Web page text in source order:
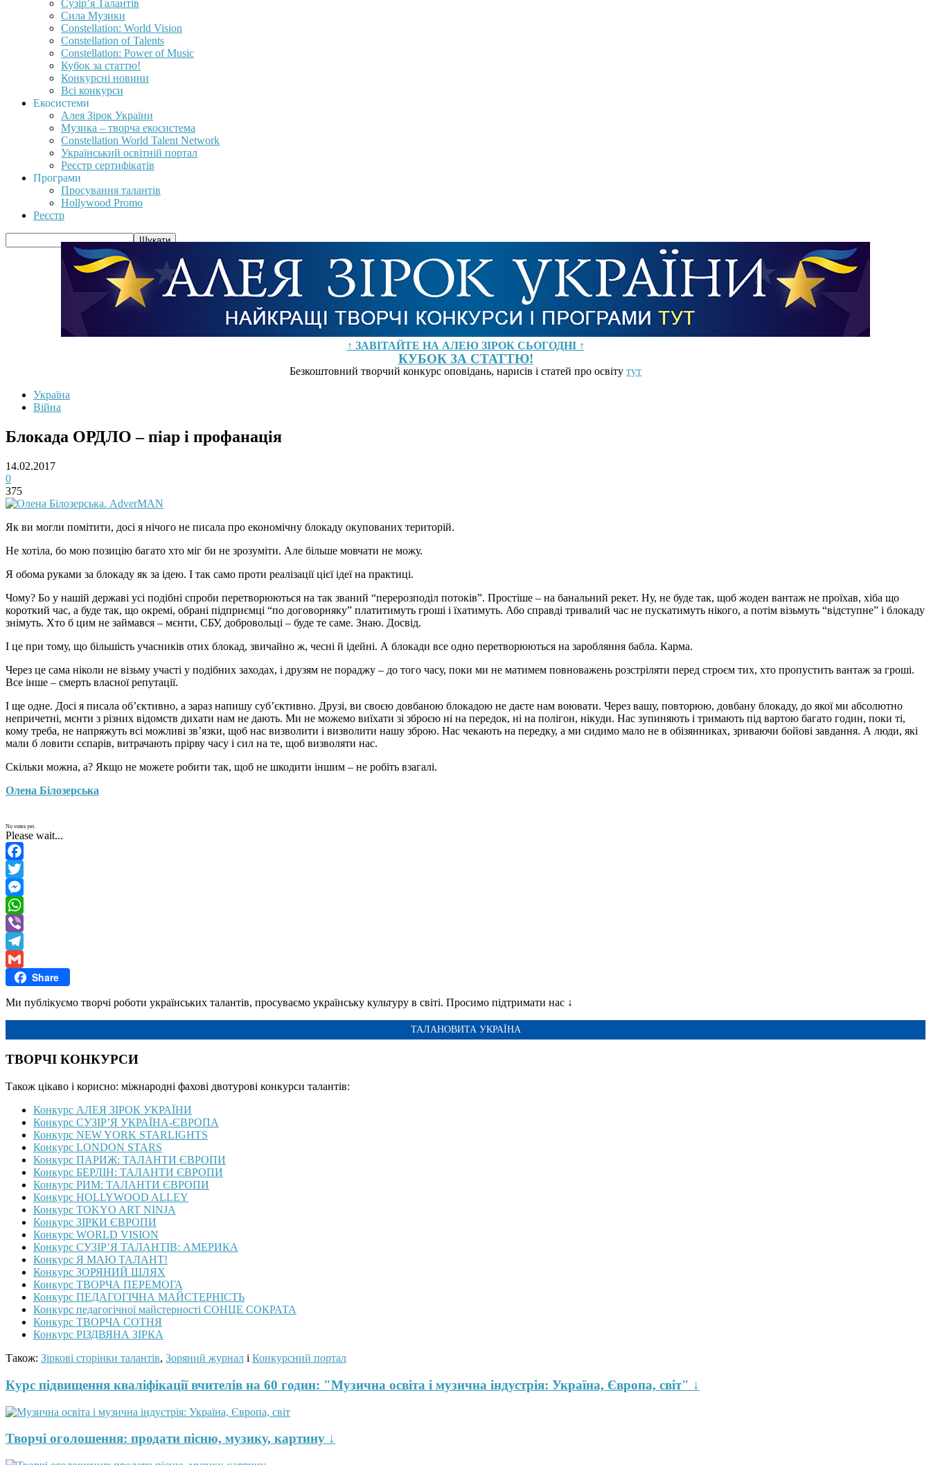
Сузір’я Талантів
Сила Музики
Constellation: World Vision
Constellation of Talents
Constellation: Power of Music
Кубок за статтю!
Конкурсні новини
Всі конкурси
Екосистеми
Алея Зірок України
Музика – творча екосистема
Constellation World Talent Network
Український освітній портал
Реєстр сертифікатів
Програми
Просування талантів
Hollywood Promo
Реєстр
↑ ЗАВІТАЙТЕ НА АЛЕЮ ЗІРОК СЬОГОДНІ ↑
КУБОК ЗА СТАТТЮ!
Безкоштовний творчий конкурс оповідань, нарисів і статей про освіту тут
Україна
Війна
Блокада ОРДЛО – піар і профанація
14.02.2017
0
375
Як ви могли помітити, досі я нічого не писала про економічну блокаду окупованих територій.
Не хотіла, бо мою позицію багато хто міг би не зрозуміти. Але більше мовчати не можу.
Я обома руками за блокаду як за ідею. І так само проти реалізації цієї ідеї на практиці.
Чому? Бо у нашій державі усі подібні спроби перетворюються на так званий “перерозподіл потоків”. Простіше – на банальний рекет. Ну, не буде так, щоб жоден вантаж не проїхав, хіба що
короткий час, а буде так, що окремі, обрані підприємці “по договорняку” платитимуть гроші і їхатимуть. Або справді тривалий час не пускатимуть нікого, а потім візьмуть “відступне” і блокаду
знімуть. Хто б цим не займався – мєнти, СБУ, добровольці – буде те саме. Знаю. Досвід.
І це при тому, що більшість учасників отих блокад, звичайно ж, чесні й ідейні. А блокади все одно перетворюються на заробляння бабла. Карма.
Через це сама ніколи не візьму участі у подібних заходах, і друзям не пораджу – до того часу, поки ми не матимем повноважень розстріляти перед строєм тих, хто пропустить вантаж за гроші.
Все інше – смерть власної репутації.
І ще одне. Досі я писала об’єктивно, а зараз напишу суб’єктивно. Друзі, ви своєю довбаною блокадою не даєте нам воювати. Через вашу, повторюю, довбану блокаду, до якої ми абсолютно
непричетні, мєнти з різних відомств дихати нам не дають. Ми не можемо виїхати зі зброєю ні на передок, ні на полігон, нікуди. Нас зупиняють і тримають під вартою багато годин, поки ті,
кому треба, не напряжуть всі можливі зв’язки, щоб нас визволити і визволити нашу зброю. Нас чекають на передку, а ми сидимо мало не в обізянниках, зриваючи бойові завдання. А люди, які
мали б ловити сєпарів, витрачають прірву часу і сил на те, щоб визволяти нас.
Скільки можна, а? Якщо не можете робити так, щоб не шкодити іншим – не робіть взагалі.
Олена Білозерська
No votes yet.
Please wait...
Facebook
Twitter
Messenger
WhatsApp
Viber
Telegram
GmailShare
Ми публікуємо творчі роботи українських талантів, просуваємо українську культуру в світі. Просимо підтримати нас ↓
ТАЛАНОВИТА УКРАЇНА
ТВОРЧІ КОНКУРСИ
Також цікаво і корисно: міжнародні фахові двотурові конкурси талантів:
Конкурс АЛЕЯ ЗІРОК УКРАЇНИ
Конкурс СУЗІР’Я УКРАЇНА-ЄВРОПА
Конкурс NEW YORK STARLIGHTS
Конкурс LONDON STARS
Конкурс ПАРИЖ: ТАЛАНТИ ЄВРОПИ
Конкурс БЕРЛІН: ТАЛАНТИ ЄВРОПИ
Конкурс РИМ: ТАЛАНТИ ЄВРОПИ
Конкурс HOLLYWOOD ALLEY
Конкурс TOKYO ART NINJA
Конкурс ЗІРКИ ЄВРОПИ
Конкурс WORLD VISION
Конкурс СУЗІР’Я ТАЛАНТІВ: АМЕРИКА
Конкурс Я МАЮ ТАЛАНТ!
Конкурс ЗОРЯНИЙ ШЛЯХ
Конкурс ТВОРЧА ПЕРЕМОГА
Конкурс ПЕДАГОГІЧНА МАЙСТЕРНІСТЬ
Конкурс педагогічної майстерності СОНЦЕ СОКРАТА
Конкурс ТВОРЧА СОТНЯ
Конкурс РІЗДВЯНА ЗІРКА
Також: Зіркові сторінки талантів, Зоряний журнал і Конкурсний портал
Курс підвищення кваліфікації вчителів на 60 годин: "Музична освіта і музична індустрія: Україна, Європа, світ" ↓
Творчі оголошення: продати пісню, музику, картину ↓